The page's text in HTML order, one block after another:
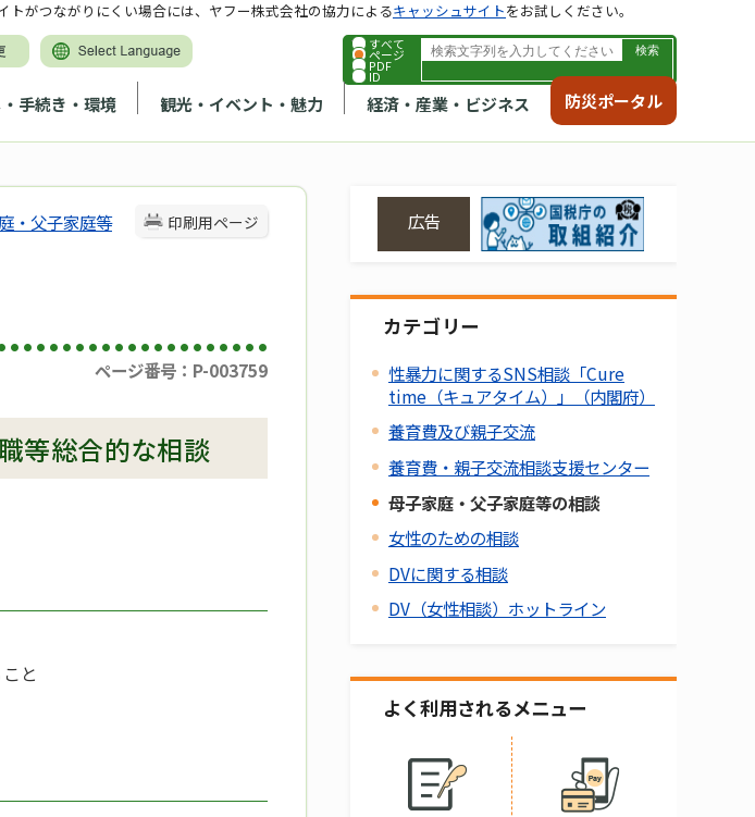
すべて
ページ
PDF
ID
手続き・環境 観光・イベント・魅力 経済・産業・ビジネス 防災ポータル
トがつながりにくい場合には、ヤフー株式会社の協力によるキャッシュサイトをお試しください。
印刷用ページ
・父子家庭等
ページ番号：P-003759
等総合的な相談
と
広告
カテゴリー
性暴力に関するSNS相談「Cure
time（キュアタイム）」（内閣府）
養育費及び親子交流
養育費・親子交流相談支援センター
母子家庭・父子家庭等の相談
女性のための相談
DVに関する相談
DV（女性相談）ホットライン
よく利用されるメニュー